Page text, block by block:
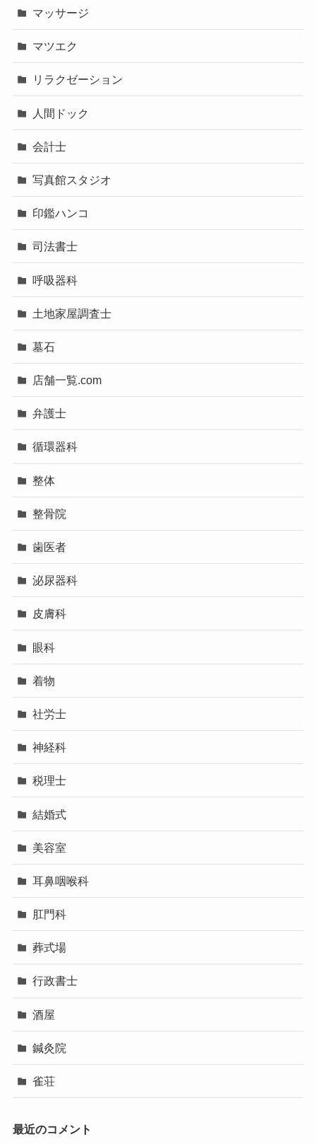
マッサージ
マツエク
リラクゼーション
人間ドック
会計士
写真館スタジオ
印鑑ハンコ
司法書士
呼吸器科
土地家屋調査士
墓石
店舗一覧.com
弁護士
循環器科
整体
整骨院
歯医者
泌尿器科
皮膚科
眼科
着物
社労士
神経科
税理士
結婚式
美容室
耳鼻咽喉科
肛門科
葬式場
行政書士
酒屋
鍼灸院
雀荘
最近のコメント